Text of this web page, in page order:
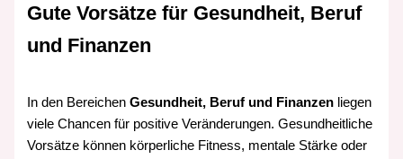
Gute Vorsätze für Gesundheit, Beruf
und Finanzen
In den BereichenGesundheit, Beruf und Finanzen liegen
viele Chancen für positive Veränderungen. Gesundheitliche
Vorsätze können körperliche Fitness, mentale Stärke oder